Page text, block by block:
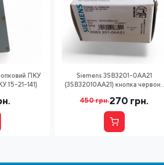
ПКУ
15-21-141)
Siemens 3SB3201-0AA21
(3SB32010AA21) кнопка червона
450грн.270 грн.